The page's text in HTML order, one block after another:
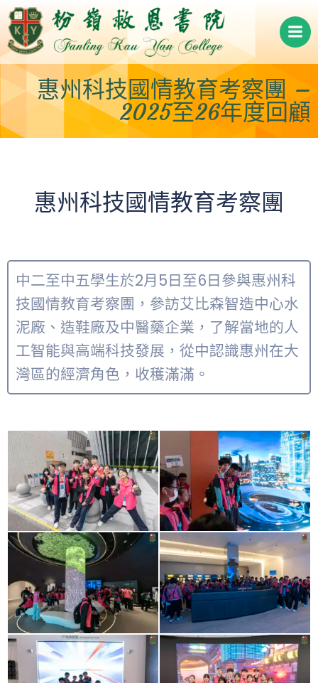
Skip
to
content
惠州科技國情教育考察團 –
2025至26年度回顧
惠州科技國情教育考察團
中二至中五學生於2月5日至6日參與惠州科
技國情教育考察團，參訪艾比森智造中心水
泥廠、造鞋廠及中醫藥企業，了解當地的人
工智能與高端科技發展，從中認識惠州在大
灣區的經濟角色，收穫滿滿。